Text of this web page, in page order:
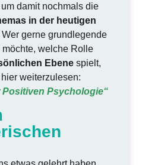
damit nochmals die
in der heutigen
gerne grundlegende
möchte, welche Rolle
Ebene spielt,
weiterzulesen:
Positiven Psychologie“